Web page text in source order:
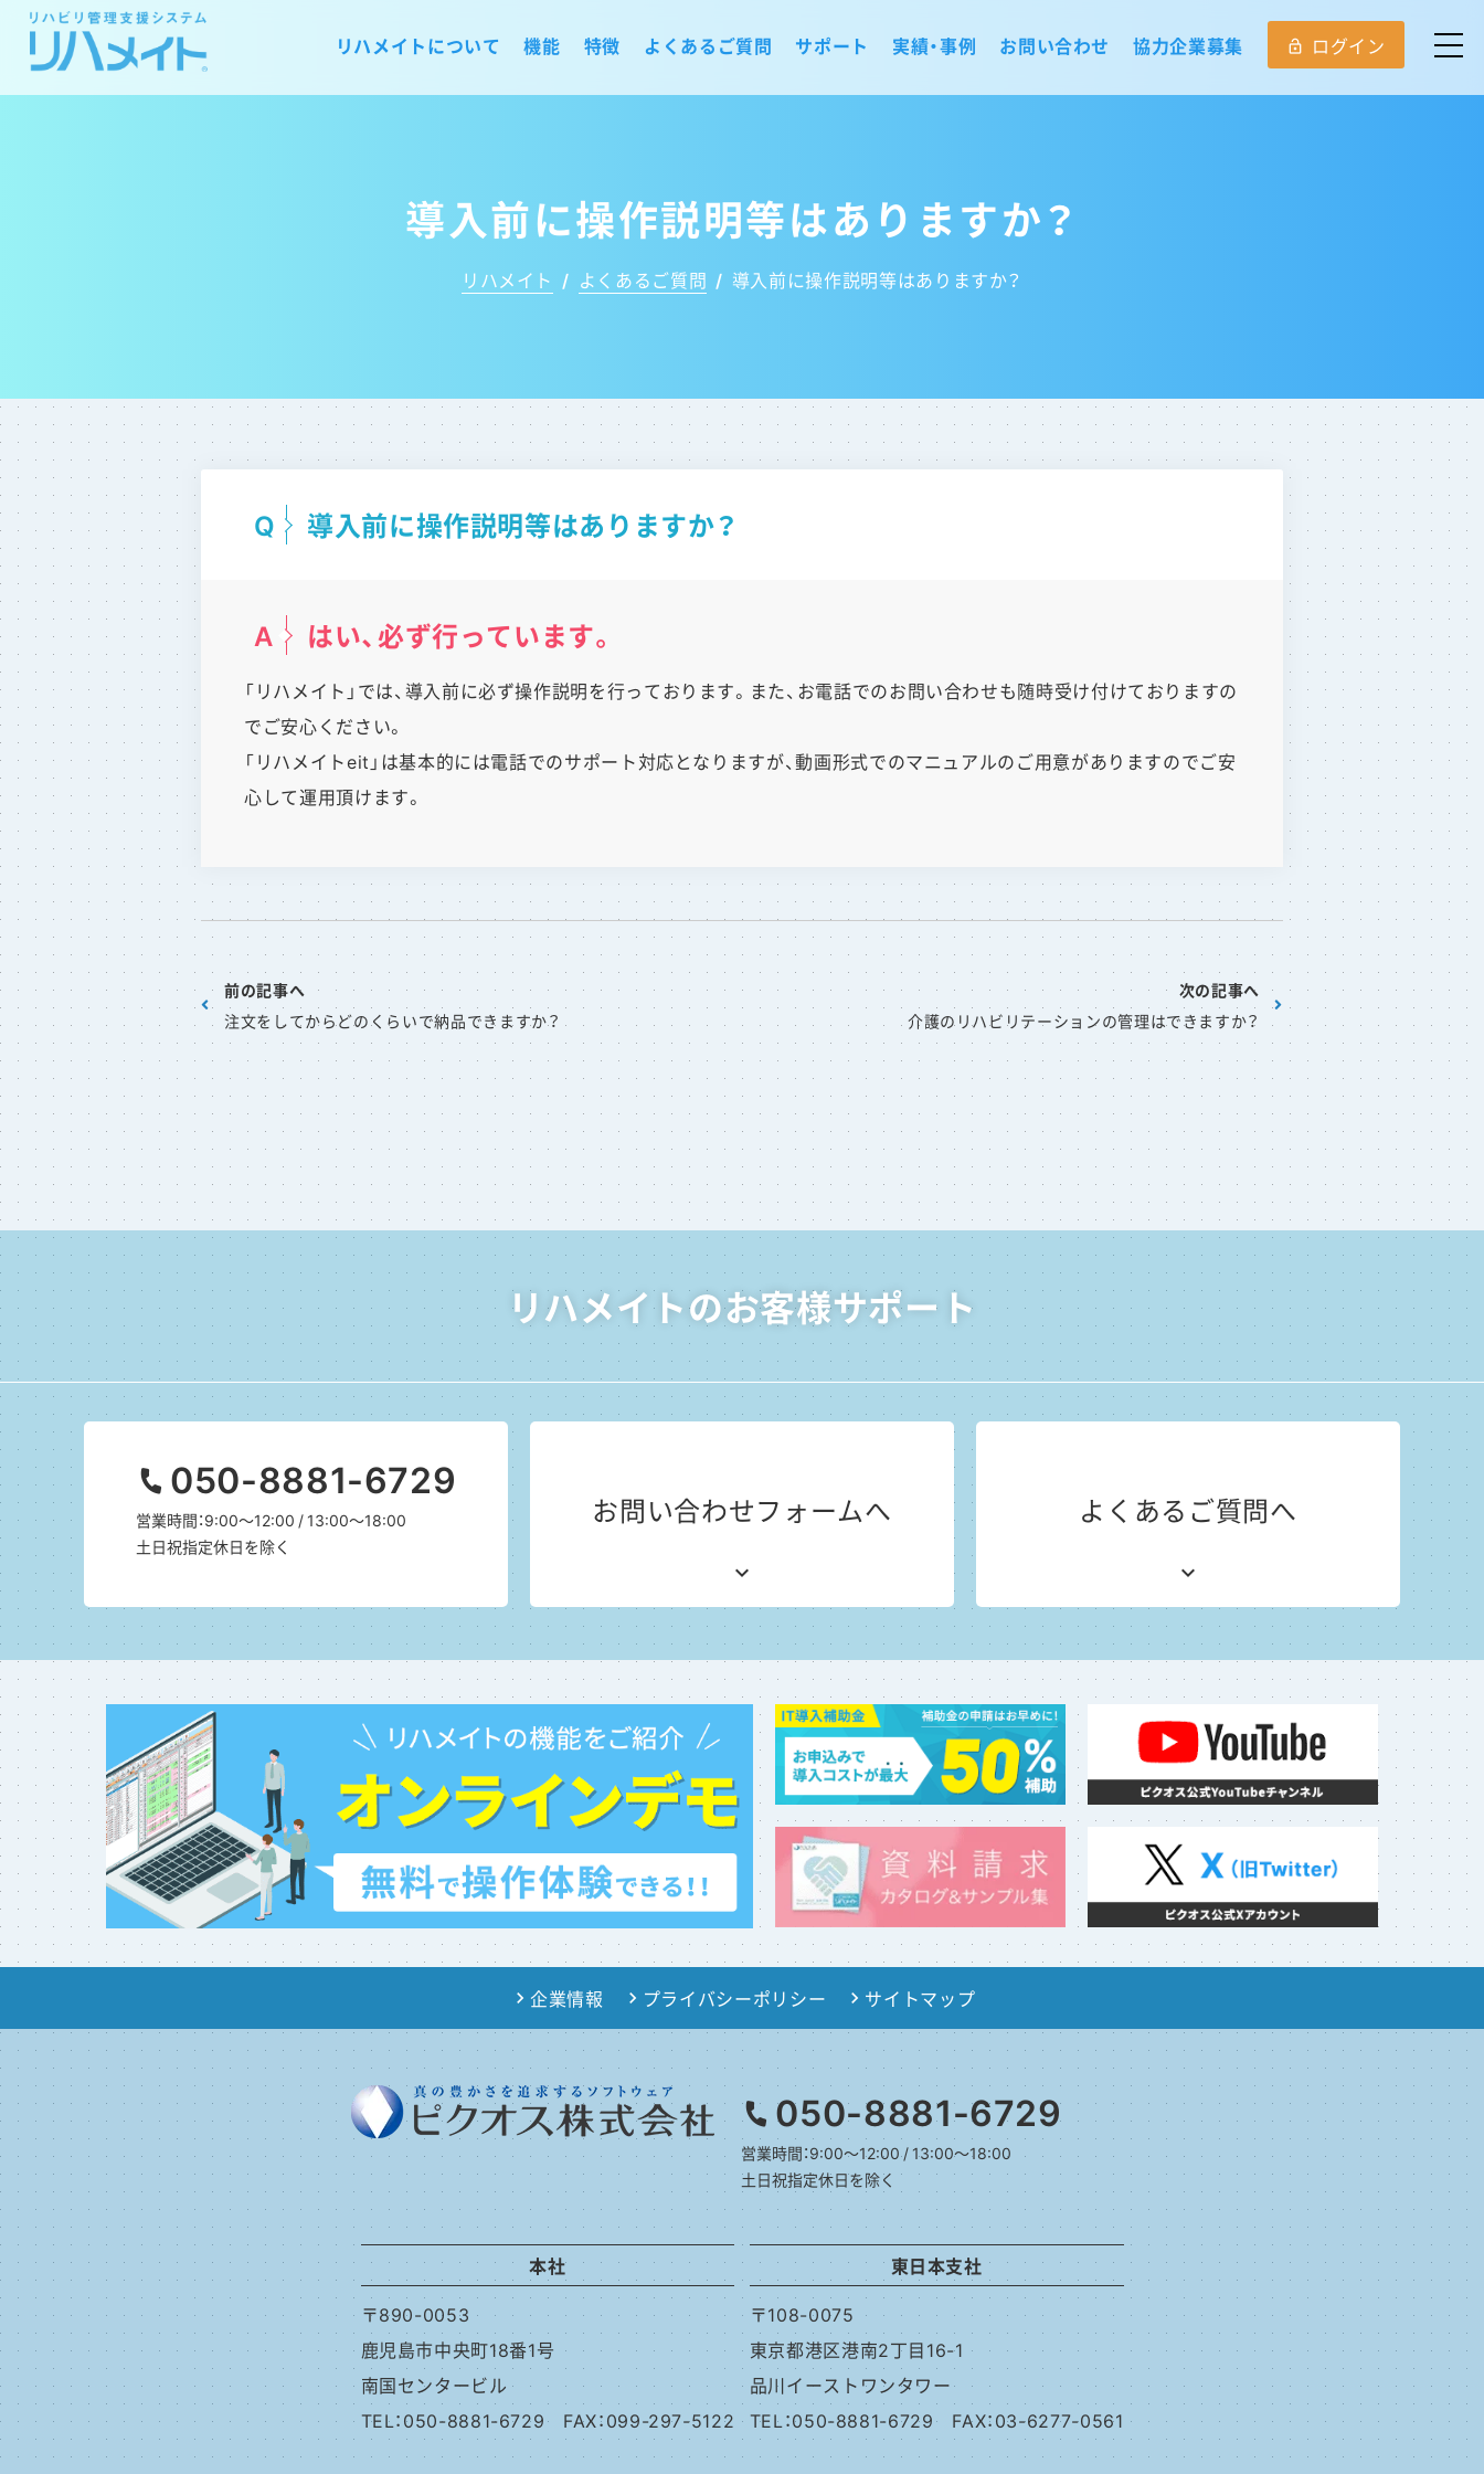
リハメイトについて 機能 特徴 よくあるご質問 サポート 実績・事例 お問い合わせ 協力企業募集 lock_open ログイン
導入前に操作説明等はありますか？
リハメイト / よくあるご質問 / 導入前に操作説明等はありますか？
導入前に操作説明等はありますか？
はい、必ず行っています。
「リハメイト」では、導入前に必ず操作説明を行っております。また、お電話でのお問い合わせも随時受け付けておりますの
でご安心ください。
「リハメイトeit」は基本的には電話でのサポート対応となりますが、動画形式でのマニュアルのご用意がありますのでご安
心して運用頂けます。
前の記事へ
注文をしてからどのくらいで納品できますか？
次の記事へ
介護のリハビリテーションの管理はできますか？
リハメイトのお客様サポート
050-8881-6729
営業時間：9:00～12:00 / 13:00～18:00
土日祝指定休日を除く
お問い合わせフォームへ よくあるご質問へ
企業情報 プライバシーポリシー サイトマップ
050-8881-6729
営業時間：9:00～12:00 / 13:00～18:00
土日祝指定休日を除く
本社
〒890-0053
鹿児島市中央町18番1号
南国センタービル
TEL：050-8881-6729 FAX：099-297-5122
東日本支社
〒108-0075
東京都港区港南2丁目16-1
品川イーストワンタワー
TEL：050-8881-6729 FAX：03-6277-0561